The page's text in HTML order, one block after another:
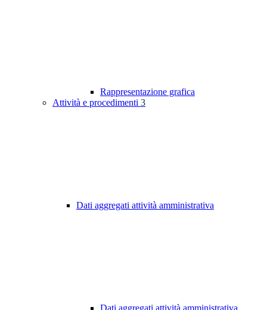
Rappresentazione grafica
Attività e procedimenti 3
Dati aggregati attività amministrativa